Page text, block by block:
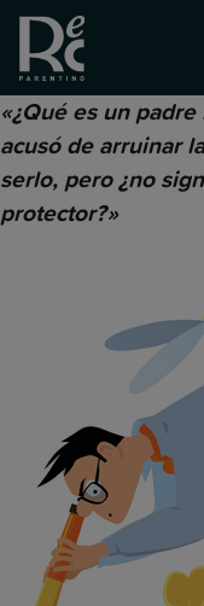
«¿Qué es un
acusó de arruinar
serlo, pero ¿no
protector?»